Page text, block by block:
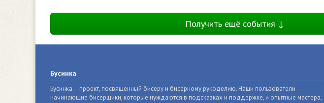
Получить ещё события ↓
Бусинка
Бусинка – проект, посвященный бисеру и бисерному рукоделию. Наши пользователи –
начинающие бисерщики, которые нуждаются в подсказках и поддержке, и опытные мастера,